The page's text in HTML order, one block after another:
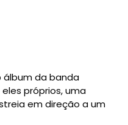
álbum da banda
próprios, uma
em direção a um